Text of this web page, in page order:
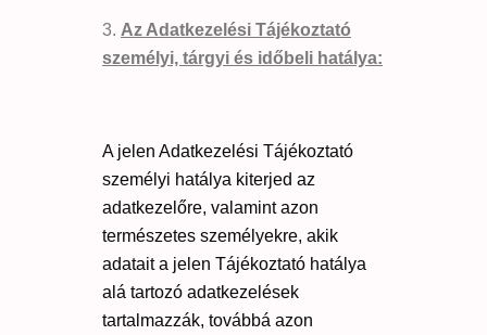
Az Adatkezelési Tájékoztató
személyi, tárgyi és időbeli hatálya:
A jelen Adatkezelési Tájékoztató
személyi hatálya kiterjed az
adatkezelőre, valamint azon
természetes személyekre, akik
adatait a jelen Tájékoztató hatálya
alá tartozó adatkezelések
tartalmazzák, továbbá azon